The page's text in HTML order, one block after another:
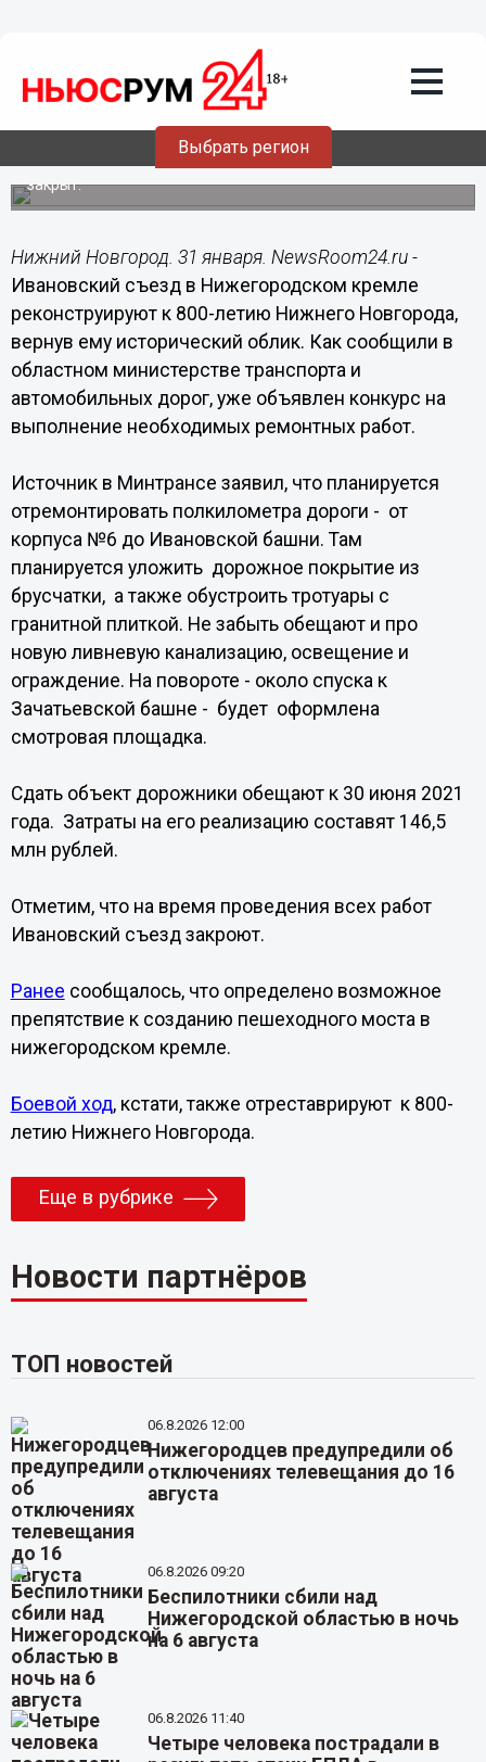
Выбрать регион
Ивановскому съезду вернут
исторический облик к 800-летию
Нижнего Новгорода
На время реконструкции этот вход в кремль будет
закрыт.
Нижний Новгород. 31 января. NewsRoom24.ru -
Ивановский съезд в Нижегородском кремле
реконструируют к 800-летию Нижнего Новгорода,
вернув ему исторический облик. Как сообщили в
областном министерстве транспорта и
автомобильных дорог, уже объявлен конкурс на
выполнение необходимых ремонтных работ.
Источник в Минтрансе заявил, что планируется
отремонтировать полкилометра дороги - от
корпуса №6 до Ивановской башни. Там
планируется уложить дорожное покрытие из
брусчатки, а также обустроить тротуары с
гранитной плиткой. Не забыть обещают и про
новую ливневую канализацию, освещение и
ограждение. На повороте - около спуска к
Зачатьевской башне - будет оформлена
смотровая площадка.
Сдать объект дорожники обещают к 30 июня 2021
года. Затраты на его реализацию составят 146,5
млн рублей.
Отметим, что на время проведения всех работ
Ивановский съезд закроют.
Ранее сообщалось, что определено возможное
препятствие к созданию пешеходного моста в
нижегородском кремле.
Боевой ход, кстати, также отреставрируют к 800-
летию Нижнего Новгорода.
Еще в рубрике
Новости партнёров
ТОП новостей
06.8.2026 12:00
Нижегородцев предупредили об
отключениях телевещания до 16
августа
06.8.2026 09:20
Беспилотники сбили над
Нижегородской областью в ночь
на 6 августа
06.8.2026 11:40
Четыре человека пострадали в